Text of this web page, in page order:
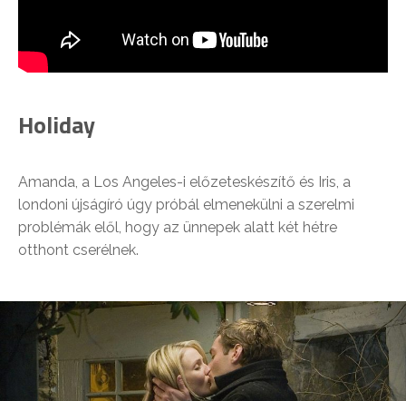
Holiday
Amanda, a Los Angeles-i előzeteskészítő és Iris, a
londoni újságíró úgy próbál elmenekülni a szerelmi
problémák elől, hogy az ünnepek alatt két hétre
otthont cserélnek.